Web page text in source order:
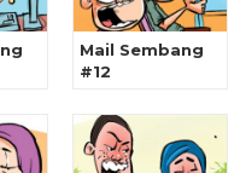
Mail Sembang
#12